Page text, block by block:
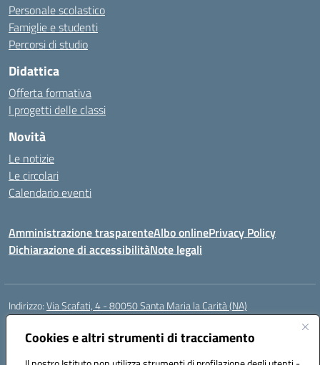
Cookies e altri strumenti di tracciamento
Personale scolastico
Famiglie e studenti
Percorsi di studio
Didattica
Offerta formativa
I progetti delle classi
Novità
Le notizie
Le circolari
Calendario eventi
Amministrazione trasparenteAlbo onlinePrivacy Policy
Dichiarazione di accessibilitàNote legali
Indirizzo:Via Scafati, 4 - 80050 Santa Maria la Carità (NA)
Centralino:0818741506 Email:NAEE21900T@istruzione.it
Posta elettronica certificata (PEC):NAEE21900T@pec.istruzione.it
Codice fiscale: 90016250632